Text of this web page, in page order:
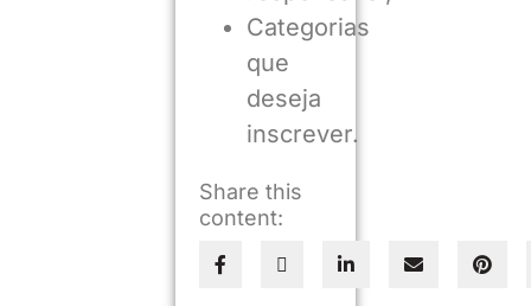
Categorias
que
deseja
inscrever.
Share this
content: